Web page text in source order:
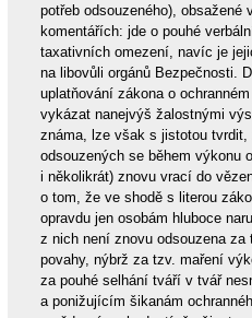
potřeb odsouzeného), obsažené
komentářích: jde o pouhé
taxativních omezení, navíc je
na libovůli orgánů Bezpečnosti.
uplatňování zákona o
vykázat nanejvýš žalostnými
známa, lze však s jistotou tvrdit,
odsouzených se během výkonu
i několikrát) znovu vrací do
o tom, že ve shodě s literou
opravdu jen osobám hluboce
z nich není znovu odsouzena
povahy, nýbrž za tzv. maření
za pouhé selhání tváří v tvář
a ponižujícím šikanám